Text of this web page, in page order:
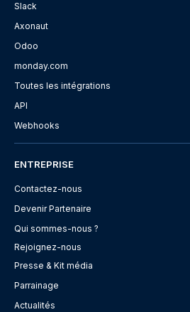
Slack
Axonaut
Odoo
monday.com
Toutes les intégrations
API
Webhooks
ENTREPRISE
Contactez-nous
Devenir Partenaire
Qui sommes-nous ?
Rejoignez-nous
Presse & Kit média
Parrainage
Actualités